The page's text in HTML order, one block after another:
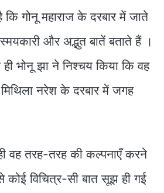
कि गोनू महाराज के दरबार में जाते
और अद्भुत बातें बताते हैं ।
ही भोनू झा ने निश्चय किया कि वह
नरेश के दरबार में जगह
वह तरह-तरह की कल्पनाएँ करने
विचित्र-सी बात सूझ ही गई